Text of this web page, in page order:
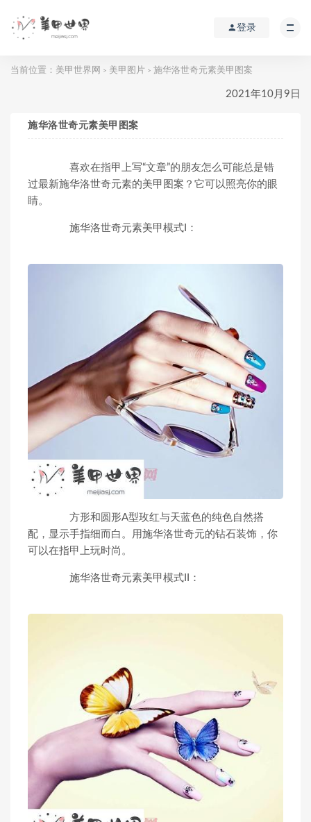
登录
当前位置： 美甲世界网 > 美甲图片 > 施华洛世奇元素美甲图案
2021年10月9日
施华洛世奇元素美甲图案
喜欢在指甲上写“文章”的朋友怎么可能总是错
过最新施华洛世奇元素的美甲图案？它可以照亮你的眼
睛。
施华洛世奇元素美甲模式I：
方形和圆形A型玫红与天蓝色的纯色自然搭
配，显示手指细而白。用施华洛世奇元的钻石装饰，你
可以在指甲上玩时尚。
施华洛世奇元素美甲模式II：